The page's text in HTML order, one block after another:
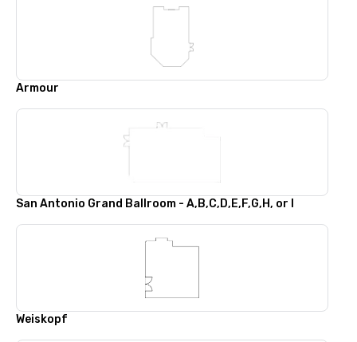
Armour
San Antonio Grand Ballroom - A,B,C,D,E,F,G,H, or I
Weiskopf